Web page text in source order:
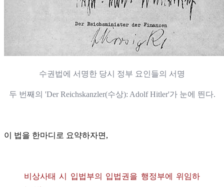
수권법에 서명한 당시 정부 요인들의 서명
두 번째의 'Der Reichskanzler(수상): Adolf Hitler'가 눈에 띈다.
이 법을 한마디로 요약하자면,
비상사태 시 입법부의 입법권을 행정부에 위임하